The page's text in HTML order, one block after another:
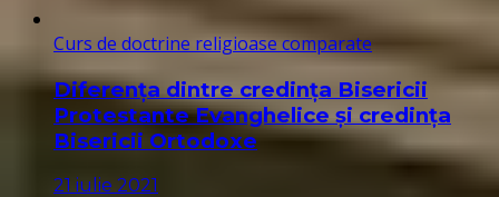
Curs de doctrine religioase comparate
Diferența dintre credința Bisericii
Protestante Evanghelice și credința
Bisericii Ortodoxe
21 iulie 2021